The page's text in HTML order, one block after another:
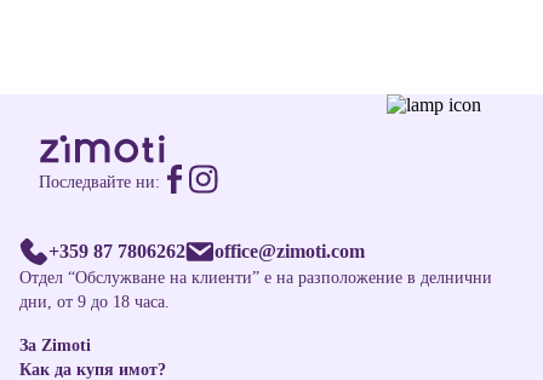
Последвайте ни:
+359 87 7806262 office@zimoti.com
Отдел “Обслужване на клиенти” е на разположение в делнични
дни, от 9 до 18 часа.
За Zimoti
Как да купя имот?